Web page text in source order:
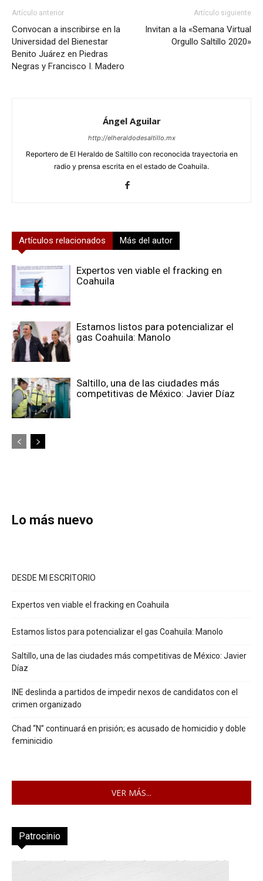
Artículo anterior
Convocan a inscribirse en la
Universidad del Bienestar
Benito Juárez en Piedras
Negras y Francisco I. Madero
Artículo siguiente
Invitan a la «Semana Virtual
Orgullo Saltillo 2020»
Ángel Aguilar
http://elheraldodesaltillo.mx
Reportero de El Heraldo de Saltillo con reconocida trayectoria en
radio y prensa escrita en el estado de Coahuila.
Artículos relacionados Más del autor
Expertos ven viable el fracking en
Coahuila
Estamos listos para potencializar el
gas Coahuila: Manolo
Saltillo, una de las ciudades más
competitivas de México: Javier Díaz
Lo más nuevo
DESDE MI ESCRITORIO
Expertos ven viable el fracking en Coahuila
Estamos listos para potencializar el gas Coahuila: Manolo
Saltillo, una de las ciudades más competitivas de México: Javier
Díaz
INE deslinda a partidos de impedir nexos de candidatos con el
crimen organizado
Chad “N” continuará en prisión; es acusado de homicidio y doble
feminicidio
VER MÁS...
Patrocinio